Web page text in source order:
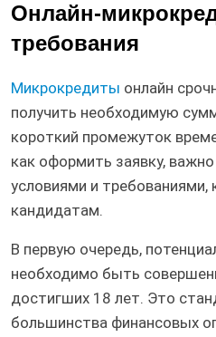
Онлайн-
требования
Микрокредиты онлайн
получить необходимую
короткий промежуток
как оформить заявку,
условиями и
кандидатам.
В первую очередь,
необходимо быть
достигших 18 лет. Это
большинства финансовых